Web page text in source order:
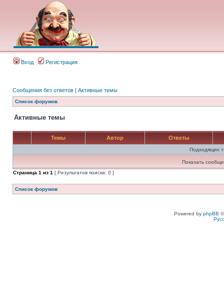
Вход Регистрация
Сообщения без ответов | Активные темы
Список форумов
Активные темы
Темы Автор Ответы
Подходящих
Показать
Страница 1 из 1 [ Результатов поиска: 0 ]
Список форумов
Powered by phpBB